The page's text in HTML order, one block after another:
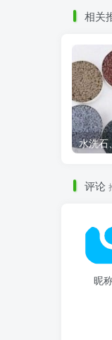
相关
评论
昵